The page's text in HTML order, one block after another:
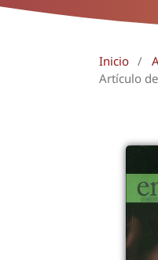
Inicio /
Artículo